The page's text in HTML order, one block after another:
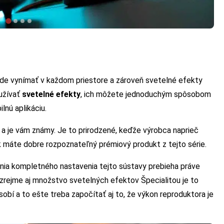
vynímať v každom priestore a zároveň svetelné efekty
svetelné efekty, ich môžete jednoduchým spôsobom
aplikáciu.
vám známy. Je to prirodzené, keďže výrobca naprieč
máte dobre rozpoznateľný prémiový produkt z tejto série.
kompletného nastavenia tejto sústavy prebieha práve
aj množstvo svetelných efektov Špecialitou je to
a to ešte treba započítať aj to, že výkon reproduktora je